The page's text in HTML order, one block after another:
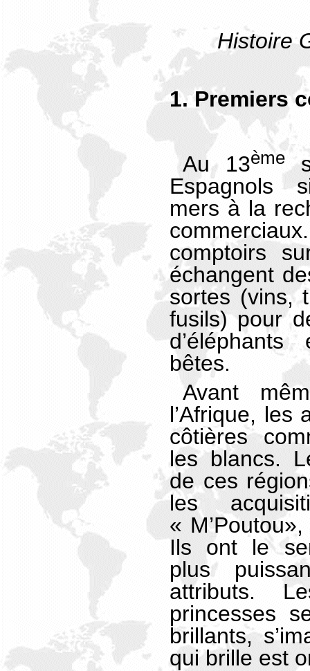
Histoire
1. Premiers
Au 13ème
Espagnols
mers à la
comptoirs
échangent
sortes (vins,
fusils) pour
bêtes.
Avant
l’Afrique, les
côtières
les blancs.
de ces
les
«
Ils ont le
plus
attributs.
princesses
brillants,
qui brille est